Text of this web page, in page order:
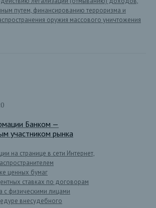
путем, финансированию терроризма и
оружия массового уничтожения
Банком —
участником рынка
на странице в сети Интернет,
ценных бумаг
ставках по договорам
с физическими лицами
внесудебного